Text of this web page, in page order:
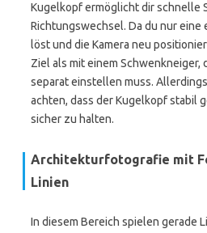
Kugelkopf ermöglicht dir schnelle
Richtungswechsel. Da du nur eine
löst und die Kamera neu
Ziel als mit einem Schwenkneiger,
separat einstellen muss.
achten, dass der Kugelkopf stabil
sicher zu halten.
Architekturfotografie mit
Linien
In diesem Bereich spielen gerade